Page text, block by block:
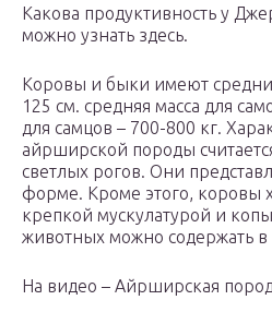
Какова продуктивность у
можно узнать здесь.
Коровы и быки имеют
125 см. средняя масса для
для самцов – 700-800 кг.
айрширской породы
светлых рогов. Они
форме. Кроме этого, коровы
крепкой мускулатурой и
животных можно содержать в
На видео – Айрширская